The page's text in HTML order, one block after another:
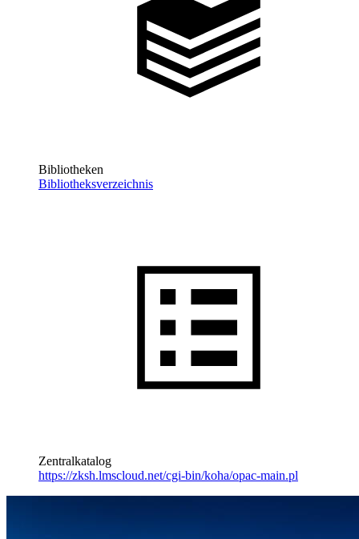
Bibliotheken
Bibliotheksverzeichnis
Zentralkatalog
https://zksh.lmscloud.net/cgi-bin/koha/opac-main.pl